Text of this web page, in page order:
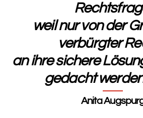
weil nur von der
verbürgter
an ihre sichere
gedacht
Anita